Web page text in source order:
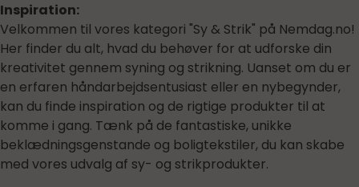
Inspiration:
Velkommen til vores kategori "Sy & Strik" på Nemdag.no!
Her finder du alt, hvad du behøver for at udforske din
kreativitet gennem syning og strikning. Uanset om du er
en erfaren håndarbejdsentusiast eller en nybegynder,
kan du finde inspiration og de rigtige produkter til at
komme i gang. Tænk på de fantastiske, unikke
beklædningsgenstande og boligtekstiler, du kan skabe
med vores udvalg af sy- og strikprodukter.